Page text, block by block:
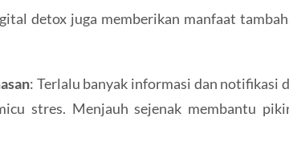
detox juga memberikan manfaat
: Terlalu banyak informasi dan notifikasi
stres. Menjauh sejenak membantu